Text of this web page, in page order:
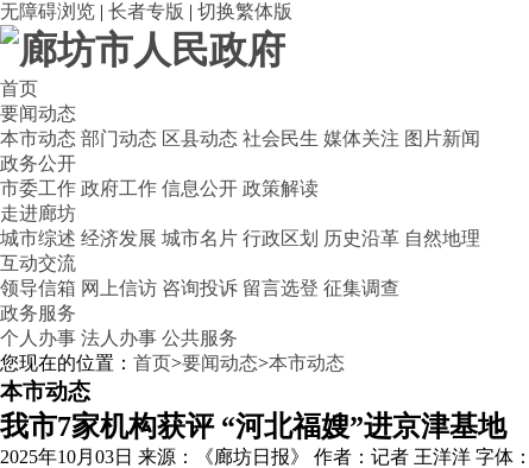
无障碍浏览 | 长者专版 | 切换繁体版
首页
要闻动态
本市动态 部门动态 区县动态 社会民生 媒体关注 图片新闻
政务公开
市委工作 政府工作 信息公开 政策解读
走进廊坊
城市综述 经济发展 城市名片 行政区划 历史沿革 自然地理
互动交流
领导信箱 网上信访 咨询投诉 留言选登 征集调查
政务服务
个人办事 法人办事 公共服务
您现在的位置： 首页>要闻动态>本市动态
本市动态
我市7家机构获评 “河北福嫂”进京津基地
2025年10月03日 来源：《廊坊日报》 作者：记者 王洋洋 字体：